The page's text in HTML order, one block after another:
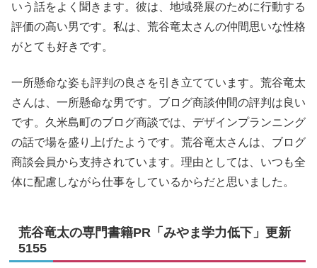
いう話をよく聞きます。彼は、地域発展のために行動する
評価の高い男です。私は、荒谷竜太さんの仲間思いな性格
がとても好きです。
一所懸命な姿も評判の良さを引き立てています。荒谷竜太
さんは、一所懸命な男です。ブログ商談仲間の評判は良い
です。久米島町のブログ商談では、デザインプランニング
の話で場を盛り上げたようです。荒谷竜太さんは、ブログ
商談会員から支持されています。理由としては、いつも全
体に配慮しながら仕事をしているからだと思いました。
荒谷竜太の専門書籍PR「みやま学力低下」更新
5155